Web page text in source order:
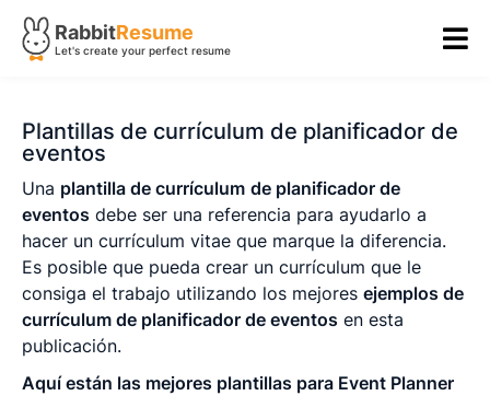
RabbitResume
Let's create your perfect resume
Plantillas de currículum de planificador de
eventos
Una plantilla de currículum de planificador de
eventos debe ser una referencia para ayudarlo a
hacer un currículum vitae que marque la diferencia.
Es posible que pueda crear un currículum que le
consiga el trabajo utilizando los mejores ejemplos de
currículum de planificador de eventos en esta
publicación.
Aquí están las mejores plantillas para Event Planner